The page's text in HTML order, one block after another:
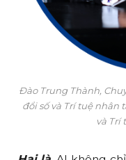
Đào Trung Thành,
đổi số và Trí tuệ nhân
và Trí